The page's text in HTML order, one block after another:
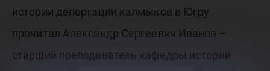
истории депортации калмыков в Югру
прочитал Александр Сергеевич Иванов –
старший преподаватель кафедры истории